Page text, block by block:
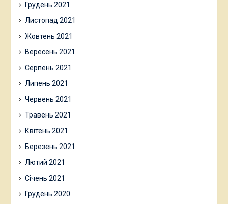
Грудень 2021
Листопад 2021
Жовтень 2021
Вересень 2021
Серпень 2021
Липень 2021
Червень 2021
Травень 2021
Квітень 2021
Березень 2021
Лютий 2021
Січень 2021
Грудень 2020